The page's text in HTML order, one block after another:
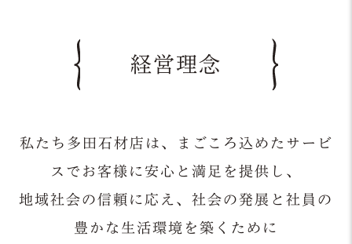
経営理念
私たち多田石材店は、まごころ込めたサービ
スでお客様に安心と満足を提供し、
地域社会の信頼に応え、社会の発展と社員の
豊かな生活環境を築くために